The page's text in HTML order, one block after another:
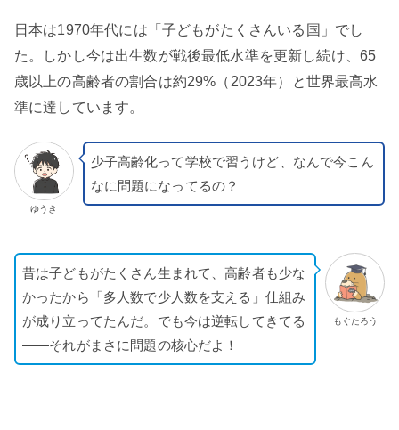
日本は1970年代には「子どもがたくさんいる国」でし
た。しかし今は出生数が戦後最低水準を更新し続け、65
歳以上の高齢者の割合は約29%（2023年）と世界最高水
準に達しています。
ゆうき
少子高齢化って学校で習うけど、なんで今こん
なに問題になってるの？
もぐたろう
昔は子どもがたくさん生まれて、高齢者も少な
かったから「多人数で少人数を支える」仕組み
が成り立ってたんだ。でも今は逆転してきてる
——それがまさに問題の核心だよ！